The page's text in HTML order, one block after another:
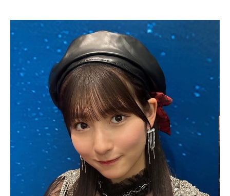
モーニング娘。’20『人間関係No way way』(Morning Musume。’20
[Relationships. No way way])(Promotion Edit)
出典：YouTube